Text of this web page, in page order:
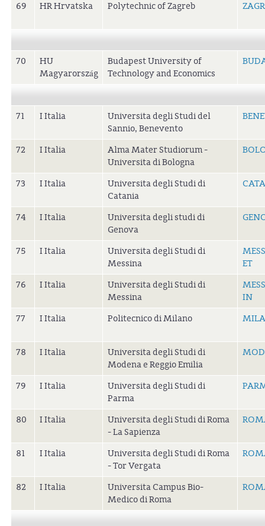
69 HR Hrvatska Polytechnic of Zagreb
70
HU
Magyarország
Budapest University of
Technology and Economics
71 I Italia
Universita degli Studi del
Sannio, Benevento
72 I Italia
Alma Mater Studiorum -
Universita di Bologna
73 I Italia
Universita degli Studi di
Catania
74 I Italia
Universita degli studi di
Genova
75 I Italia
Universita degli Studi di
Messina
ET
76
I Italia
Universita degli Studi di
Messina
IN
77
I Italia Politecnico di Milano
78 I Italia
Universita degli Studi di
Modena e Reggio Emilia
79 I Italia
Universita degli Studi di
Parma
80 I Italia
Universita degli Studi di Roma
- La Sapienza
81 I Italia
Universita degli Studi di Roma
- Tor Vergata
82 I Italia
Universita Campus Bio-
Medico di Roma